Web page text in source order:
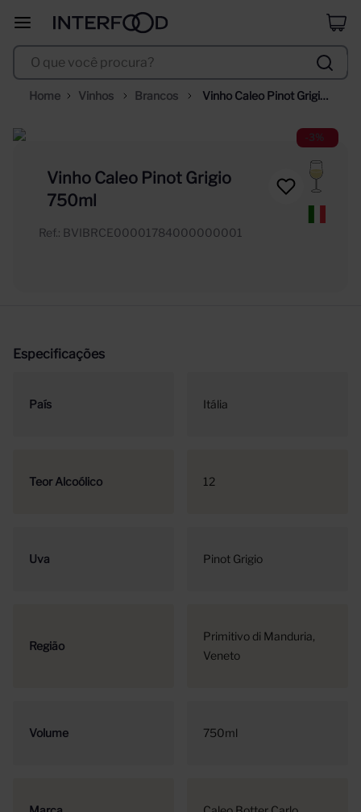
O que você procura?
Vinhos Brancos
Vinho Caleo Pinot Grigio
-3%
Vinho Caleo Pinot Grigio
750ml
Ref. : BVIBRCE00001784000000001
Especificações
País Itália
Teor Alcoólico 12
Uva Pinot Grigio
Região
Primitivo di Manduria
Veneto
Volume 750ml
º selección
corpus astral
10ºvinho